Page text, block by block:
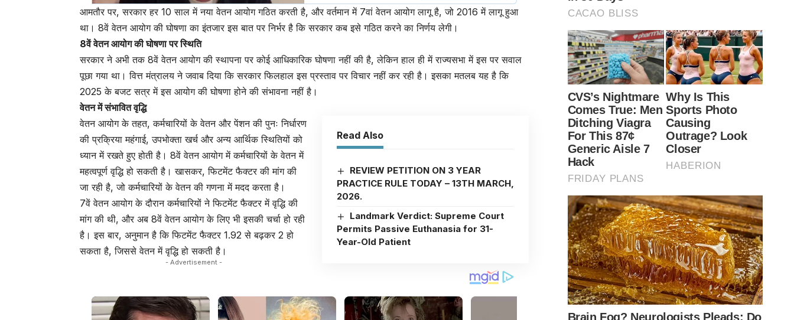
आमतौर पर, सरकार हर 10 साल में नया वेतन आयोग गठित करती है, और वर्तमान में 7वां वेतन आयोग लागू है, जो 2016 में लागू हुआ
था। 8वें वेतन आयोग की घोषणा का इंतजार इस बात पर निर्भर है कि सरकार कब इसे गठित करने का निर्णय लेगी।
8वें वेतन आयोग की घोषणा पर स्थिति
सरकार ने अभी तक 8वें वेतन आयोग की स्थापना पर कोई आधिकारिक घोषणा नहीं की है, लेकिन हाल ही में राज्यसभा में इस पर सवाल
पूछा गया था। वित्त मंत्रालय ने जवाब दिया कि सरकार फिलहाल इस प्रस्ताव पर विचार नहीं कर रही है। इसका मतलब यह है कि
2025 के बजट सत्र में इस आयोग की घोषणा होने की संभावना नहीं है।
वेतन में संभावित वृद्धि
Read Also
REVIEW PETITION ON 3 YEAR
PRACTICE RULE TODAY – 13TH MARCH,
2026.
Landmark Verdict: Supreme Court
Permits Passive Euthanasia for 31-
Year-Old Patient
वेतन आयोग के तहत, कर्मचारियों के वेतन और पेंशन की पुनः निर्धारण
की प्रक्रिया महंगाई, उपभोक्ता खर्च और अन्य आर्थिक स्थितियों को
ध्यान में रखते हुए होती है। 8वें वेतन आयोग में कर्मचारियों के वेतन में
महत्वपूर्ण वृद्धि हो सकती है। खासकर, फिटमेंट फैक्टर की मांग की
जा रही है, जो कर्मचारियों के वेतन की गणना में मदद करता है।
7वें वेतन आयोग के दौरान कर्मचारियों ने फिटमेंट फैक्टर में वृद्धि की
मांग की थी, और अब 8वें वेतन आयोग के लिए भी इसकी चर्चा हो रही
है। इस बार, अनुमान है कि फिटमेंट फैक्टर 1.92 से बढ़कर 2 हो
सकता है, जिससे वेतन में वृद्धि हो सकती है।
- Advertisement -